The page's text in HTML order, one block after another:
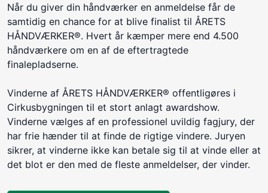
Når du giver din håndværker en anmeldelse får de
samtidig en chance for at blive finalist til ÅRETS
HÅNDVÆRKER®. Hvert år kæmper mere end 4.500
håndværkere om en af de eftertragtede
finalepladserne.
Vinderne af ÅRETS HÅNDVÆRKER® offentligøres i
Cirkusbygningen til et stort anlagt awardshow.
Vinderne vælges af en professionel uvildig fagjury, der
har frie hænder til at finde de rigtige vindere. Juryen
sikrer, at vinderne ikke kan betale sig til at vinde eller at
det blot er den med de fleste anmeldelser, der vinder.